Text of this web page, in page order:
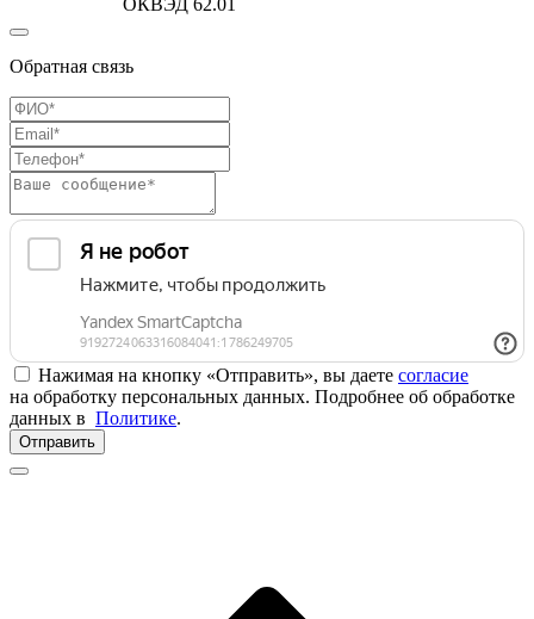
Обратная связь
Нажимая на кнопку «Отправить», вы даете согласие
на обработку персональных данных. Подробнее об обработке
данных в Политике.
Отправить